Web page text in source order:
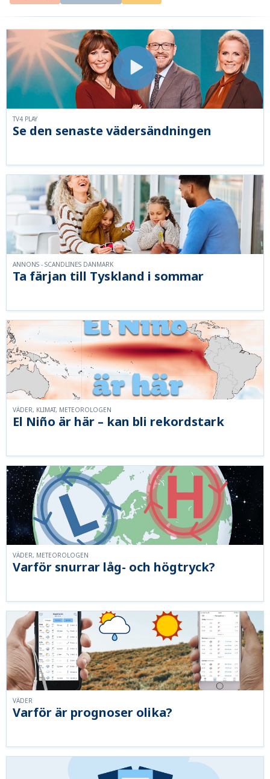
Se den senaste vädersändningen
TV4 PLAY
Ta färjan till Tyskland i sommar
ANNONS - SCANDLINES DANMARK
El Niño är här – kan bli rekordstark
VÄDER, KLIMAT, METEOROLOGEN
Varför snurrar låg- och högtryck?
VÄDER, METEOROLOGEN
Varför är prognoser olika?
VÄDER